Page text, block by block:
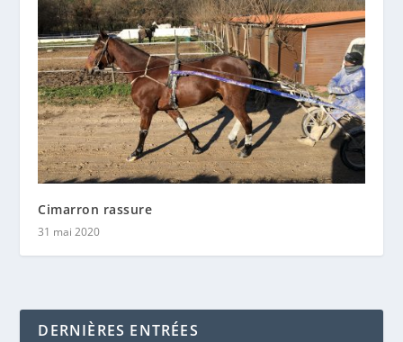
Cimarron rassure
31 mai 2020
DERNIÈRES ENTRÉES